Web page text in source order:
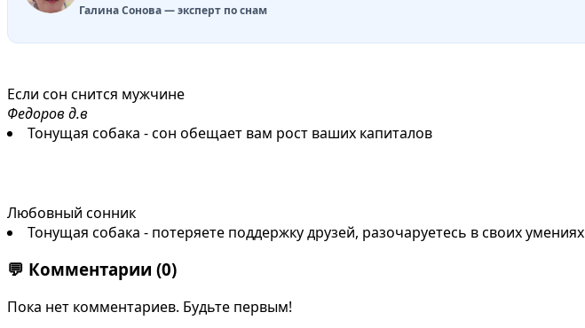
Галина Сонова — эксперт по снам
Если сон снится мужчине
Федоров д.в
Тонущая собака - сон обещает вам рост ваших капиталов
Любовный сонник
Тонущая собака - потеряете поддержку друзей, разочаруетесь в своих умениях
💬 Комментарии (0)
Пока нет комментариев. Будьте первым!